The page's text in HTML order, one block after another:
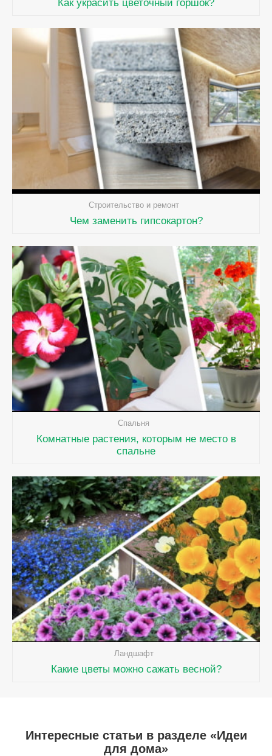
Как украсить цветочный горшок?
Строительство и ремонт
Чем заменить гипсокартон?
Спальня
Комнатные растения, которым не место в
спальне
Ландшафт
Какие цветы можно сажать весной?
Интересные статьи в разделе «Идеи
для дома»